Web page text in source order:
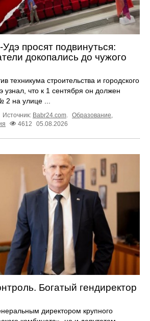
просят подвинуться:
докопались до чужого
техникума строительства и городского
узнал, что к 1 сентября он должен
2 на улице ...
Источник: Babr24.com Образование
4612 05.08.2026
Богатый гендиректор
директором крупного